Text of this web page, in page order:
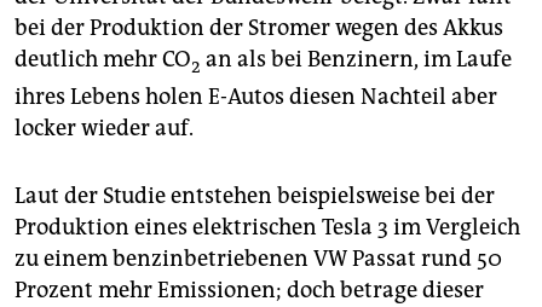
bei der Produktion der Stromer wegen des Akkus
deutlich mehr CO2 an als bei Benzinern, im Laufe
ihres Lebens holen E-Autos diesen Nachteil aber
locker wieder auf.
Laut der Studie entstehen beispielsweise bei der
Produktion eines elektrischen Tesla 3 im Vergleich
zu einem benzinbetriebenen VW Passat rund 50
Prozent mehr Emissionen; doch betrage dieser